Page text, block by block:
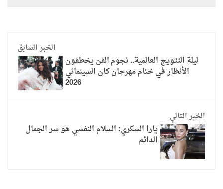
الخبر السابق
ليلة التتويج العالمية.. نجوم الفن يخطفون
الأنظار في ختام مهرجان كان السينمائي
2026
الخبر التالي
يارا السكري: السلام النفسي هو سر الجمال
الدائم